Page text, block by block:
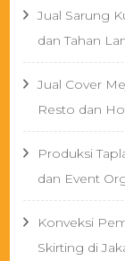
Jual Sarung
dan Tahan
Jual Cover
Resto dan
Produksi
dan Event
Konveksi
Skirting di